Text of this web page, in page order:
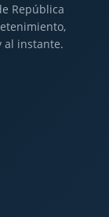
República
al instante.